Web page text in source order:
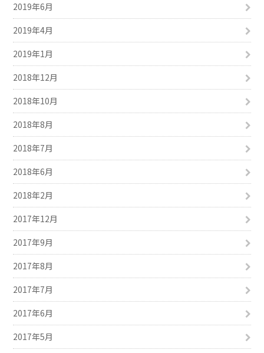
2019年6月
2019年4月
2019年1月
2018年12月
2018年10月
2018年8月
2018年7月
2018年6月
2018年2月
2017年12月
2017年9月
2017年8月
2017年7月
2017年6月
2017年5月